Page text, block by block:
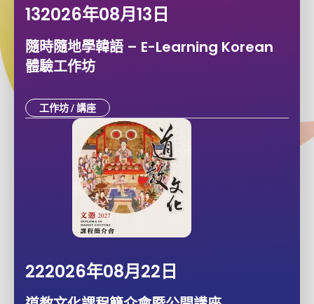
132026年08月13日
隨時隨地學韓語 – E-Learning Korean
體驗工作坊
工作坊 / 講座
222026年08月22日